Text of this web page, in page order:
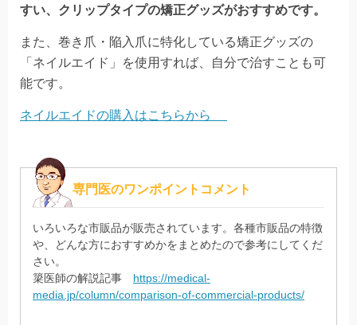
すい、クリップタイプの矯正グッズがおすすめです。
また、巻き爪・陥入爪に特化している矯正グッズの
「ネイルエイド」を使用すれば、自分で治すことも可
能です。
ネイルエイドの購入はこちらから
専門医のワンポイントコメント
いろいろな市販品が販売されています。各種市販品の特徴
や、どんな方におすすめかをまとめたので参考にしてくだ
さい。
簗医師の解説記事 https://medical-
media.jp/column/comparison-of-commercial-products/